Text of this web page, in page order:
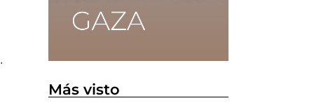
Más visto